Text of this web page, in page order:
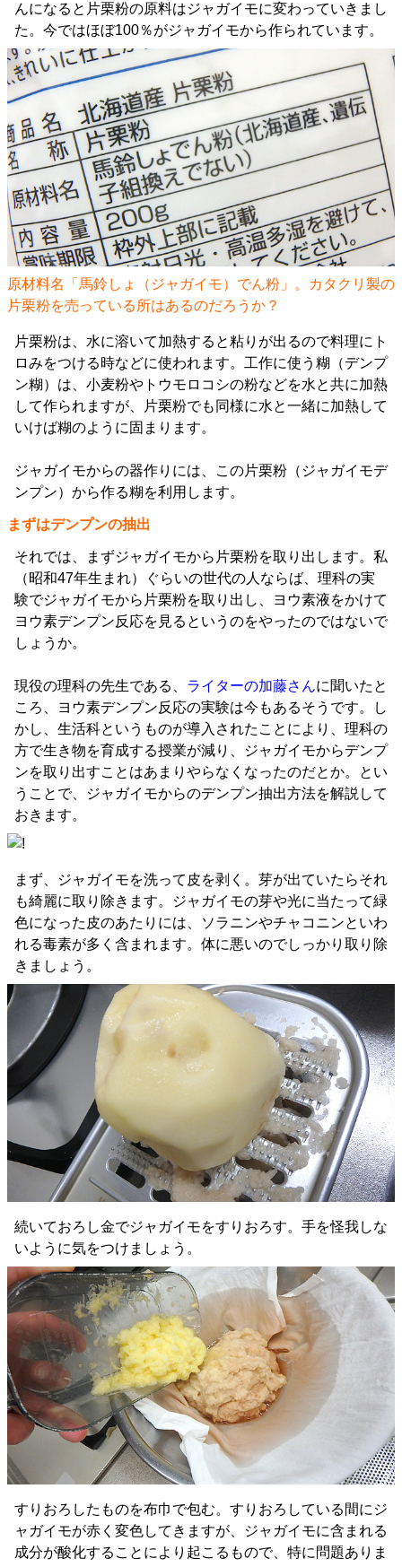
んになると片栗粉の原料はジャガイモに変わっていきまし
た。今ではほぼ100％がジャガイモから作られています。
原材料名「馬鈴しょ（ジャガイモ）でん粉」。カタクリ製の
片栗粉を売っている所はあるのだろうか？
片栗粉は、水に溶いて加熱すると粘りが出るので料理にト
ロみをつける時などに使われます。工作に使う糊（デンプ
ン糊）は、小麦粉やトウモロコシの粉などを水と共に加熱
して作られますが、片栗粉でも同様に水と一緒に加熱して
いけば糊のように固まります。
ジャガイモからの器作りには、この片栗粉（ジャガイモデ
ンプン）から作る糊を利用します。
まずはデンプンの抽出
それでは、まずジャガイモから片栗粉を取り出します。私
（昭和47年生まれ）ぐらいの世代の人ならば、理科の実
験でジャガイモから片栗粉を取り出し、ヨウ素液をかけて
ヨウ素デンプン反応を見るというのをやったのではないで
しょうか。
現役の理科の先生である、 ライターの加藤さんに聞いたと
ころ、ヨウ素デンプン反応の実験は今もあるそうです。し
かし、生活科というものが導入されたことにより、理科の
方で生き物を育成する授業が減り、ジャガイモからデンプ
ンを取り出すことはあまりやらなくなったのだとか。とい
うことで、ジャガイモからのデンプン抽出方法を解説して
おきます。
まず、ジャガイモを洗って皮を剥く。芽が出ていたらそれ
も綺麗に取り除きます。ジャガイモの芽や光に当たって緑
色になった皮のあたりには、ソラニンやチャコニンといわ
れる毒素が多く含まれます。体に悪いのでしっかり取り除
きましょう。
続いておろし金でジャガイモをすりおろす。手を怪我しな
いように気をつけましょう。
すりおろしたものを布巾で包む。すりおろしている間にジ
ャガイモが赤く変色してきますが、ジャガイモに含まれる
成分が酸化することにより起こるもので、特に問題ありま